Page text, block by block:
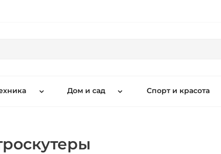
Дом и сад Спорт и красота